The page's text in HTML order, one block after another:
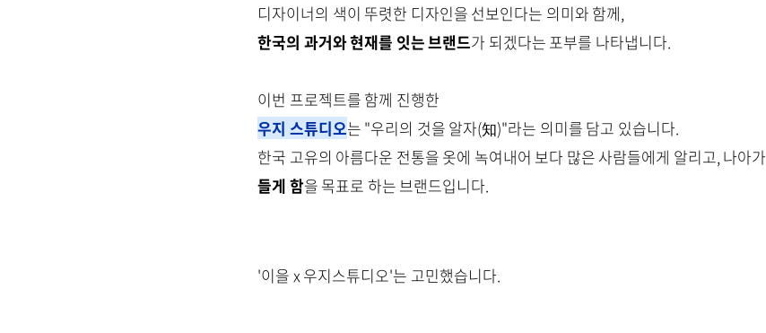
디자이너의 색이 뚜렷한 디자인을 선보인다는 의미와 함께,
한국의 과거와 현재를 잇는 브랜드가 되겠다는 포부를 나타냅니다.
이번 프로젝트를 함께 진행한
우지 스튜디오는 "우리의 것을 알자(知)"라는 의미를 담고 있습니다.
한국 고유의 아름다운 전통을 옷에 녹여내어 보다 많은 사람들에게 알리고, 나아가
들게 함을 목표로 하는 브랜드입니다.
'이을 x 우지스튜디오'는 고민했습니다.